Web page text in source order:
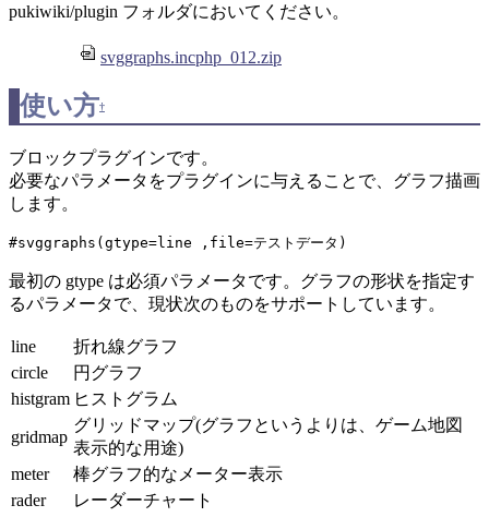
pukiwiki/plugin フォルダにおいてください。
svggraphs.incphp_012.zip
使い方†
ブロックプラグインです。
必要なパラメータをプラグインに与えることで、グラフ描画
します。
#svggraphs(gtype=line ,file=テストデータ)
最初の gtype は必須パラメータです。グラフの形状を指定す
るパラメータで、現状次のものをサポートしています。
line
折れ線グラフ
circle
円グラフ
histgram ヒストグラム
gridmap
グリッドマップ(グラフというよりは、ゲーム地図
表示的な用途)
meter
棒グラフ的なメーター表示
rader
レーダーチャート